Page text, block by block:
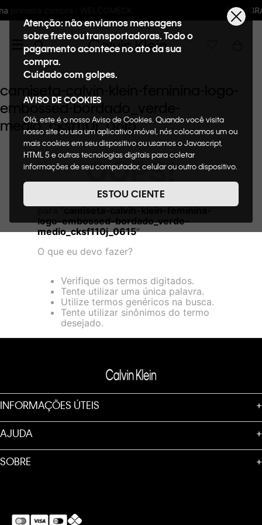
Frete GRÁTIS nas compras acima
Atenção: não enviamos mensagens
sobre frete ou transportadoras. Todo o
pagamento acontece no ato da sua
compra.
Cuidado com golpes.
AVISO DE COOKIES
Olá, este é o nosso Aviso de Cookies. Quando você visita
nosso site ou usa um aplicativo móvel, nós colocamos um ou
mais cookies em seu dispositivo ou usamos o Javascript,
HTML 5 e outras tecnologias digitais para coletar
informações de seu computador, celular ou outro dispositivo.
de cookies, informaremos quais cookies usaremos e quais
suas funções. A forma como processamos os dados
nosso Aviso de Privacidade. Quando você visita nosso site,
consideraremos isso como sua solicitação específica para
fornecer a você toda a funcionalidade do site, incluindo,
entre outros, a capacidade de comprar um item em nossa
Cookies acesse o link.
ESTOU CIENTE
camiseta-calvin-klein-feminina-logo-
embossed-bordado_verde-
medio_cksf110j_0615
OOPS!
Não encontramos nenhum resultado
logo-embossed-bordado_verde-
medio_cksf110j_0615"
O que eu devo fazer?
Verifique os termos digitados.
Tente utilizar uma única palavra.
Utilize termos genéricos na busca.
Tente utilizar sinônimos do termo
desejado.
INFORMAÇÕES ÚTEIS +
AJUDA +
SOBRE +